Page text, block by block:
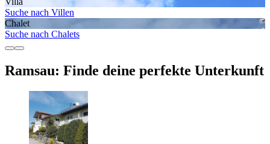
Suche nach Villen
Chalet
Suche nach Chalets
Ramsau: Finde deine perfekte Unterkunft